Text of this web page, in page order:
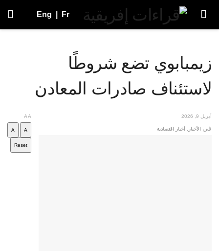
Eng Fr
زيمبابوي تضع شروطًا
لاستئناف صادرات المعادن
أبريل 9, 2026
في الأخبار أخبار اقتصادية
AA
A
A
Reset